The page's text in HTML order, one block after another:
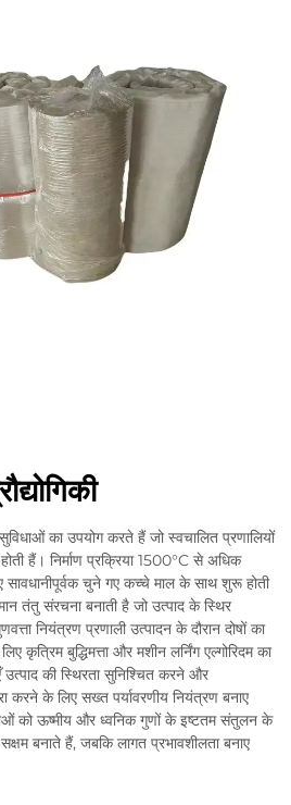
सुविधाओं का उपयोग करते हैं जो स्वचालित प्रणालियों
हैं। निर्माण प्रक्रिया 1500°C से अधिक
सावधानीपूर्वक चुने गए कच्चे माल के साथ शुरू होती
तंतु संरचना बनाती है जो उत्पाद के स्थिर
नियंत्रण प्रणाली उत्पादन के दौरान दोषों का
बुद्धिमत्ता और मशीन लर्निंग एल्गोरिदम का
की स्थिरता सुनिश्चित करने और
करने के लिए सख्त पर्यावरणीय नियंत्रण बनाए
को ऊष्मीय और ध्वनिक गुणों के इष्टतम संतुलन के
बनाते हैं, जबकि लागत प्रभावशीलता बनाए